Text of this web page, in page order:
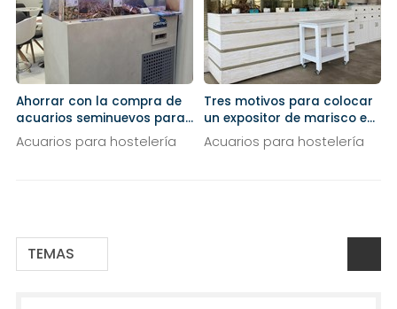
TEMAS
Ahorrar con la compra de
acuarios seminuevos para
tu restaurante
Acuarios para hostelería
Tres motivos para colocar
un expositor de marisco en
tu negocio
Acuarios para hostelería